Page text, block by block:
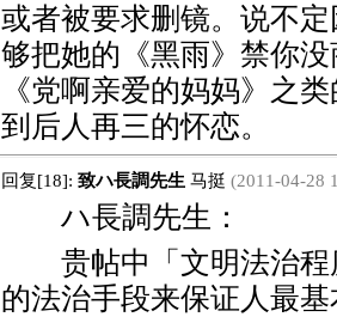
或者被要求删镜。说不
够把她的《黑雨》禁你
《党啊亲爱的妈妈》之
到后人再三的怀恋。
回复[18]: 致ハ長調先生 马挺 (2011-04-28
ハ長調先生：
贵帖中「文明法治
的法治手段来保证人最